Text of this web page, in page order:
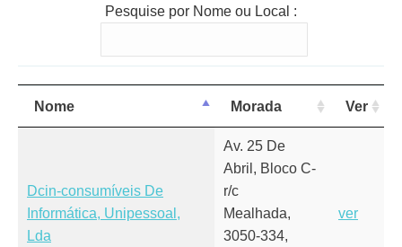
Pesquise por Nome ou Local :
Nome Morada Ver
Dcin-consumíveis De
Informática, Unipessoal,
Lda
Av. 25 De
Abril, Bloco C-
r/c
Mealhada,
3050-334,
ver